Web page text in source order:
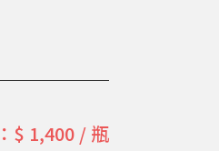
$ 1,400 / 瓶